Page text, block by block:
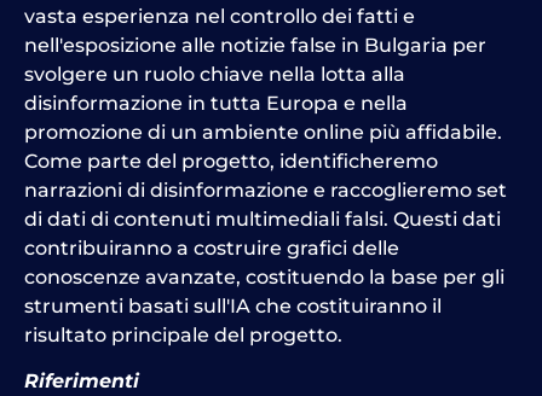
vasta esperienza nel controllo dei fatti e
nell'esposizione alle notizie false in Bulgaria per
svolgere un ruolo chiave nella lotta alla
disinformazione in tutta Europa e nella
promozione di un ambiente online più affidabile.
Come parte del progetto, identificheremo
narrazioni di disinformazione e raccoglieremo set
di dati di contenuti multimediali falsi. Questi dati
contribuiranno a costruire grafici delle
conoscenze avanzate, costituendo la base per gli
strumenti basati sull'IA che costituiranno il
risultato principale del progetto.
Riferimenti